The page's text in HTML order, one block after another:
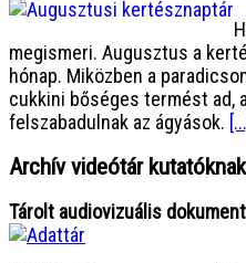
megismeri. Augusztus a
hónap. Miközben a
cukkini bőséges termést ad,
felszabadulnak az ágyások.
Archív videótár kutatóknak
Tárolt audiovizuális